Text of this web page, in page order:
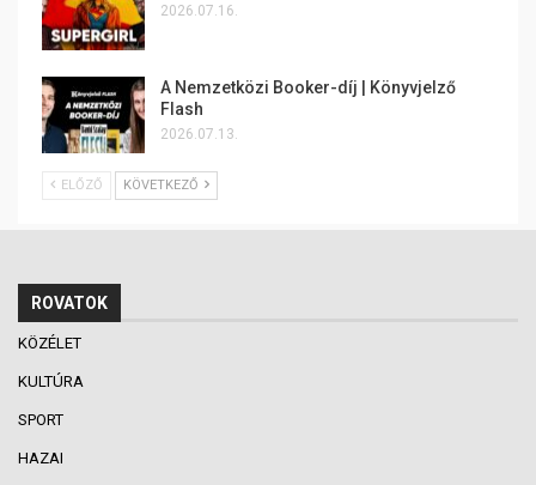
2026.07.16.
A Nemzetközi Booker-díj | Könyvjelző
Flash
2026.07.13.
ELŐZŐ KÖVETKEZŐ
ROVATOK
KÖZÉLET
KULTÚRA
SPORT
HAZAI